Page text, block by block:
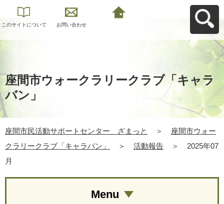
このサイトについて お問い合わせ
座間市ウォークラリークラブ「キャラ
バン」
座間市民活動サポートセンター ざまっと ＞
座間市ウォー
クラリークラブ「キャラバン」
＞ 活動報告 ＞
2025年07
月
Menu